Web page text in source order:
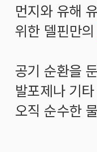
먼지와 유해
위한 델핀만의
공기 순환을
발포제나 기
오직 순수한